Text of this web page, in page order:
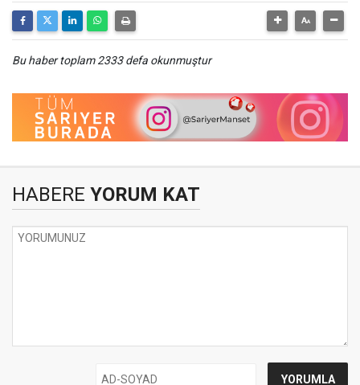
Bu haber toplam 2333 defa okunmuştur
HABERE YORUM KAT